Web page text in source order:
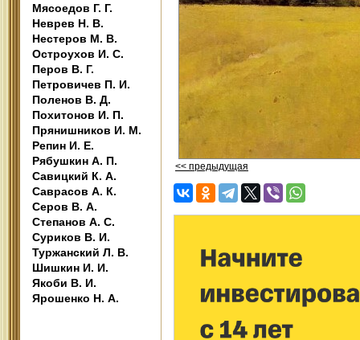
Мясоедов Г. Г.
Неврев Н. В.
Нестеров М. В.
Остроухов И. С.
Перов В. Г.
Петровичев П. И.
Поленов В. Д.
Похитонов И. П.
Прянишников И. М.
Репин И. Е.
Рябушкин А. П.
Савицкий К. А.
Саврасов А. К.
Серов В. А.
Степанов А. С.
Суриков В. И.
Туржанский Л. В.
Шишкин И. И.
Якоби В. И.
Ярошенко Н. А.
<< предыдущая